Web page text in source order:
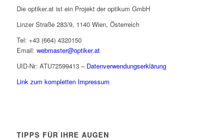
Die optiker.at ist ein Projekt der optikum GmbH
Linzer Straße 283/9, 1140 Wien, Österreich
Tel: +43 (664) 4320150
Email: webmaster@optiker.at
UID-Nr: ATU72599413 – Datenverwendungserklärung
Link zum kompletten Impressum
TIPPS FÜR IHRE AUGEN